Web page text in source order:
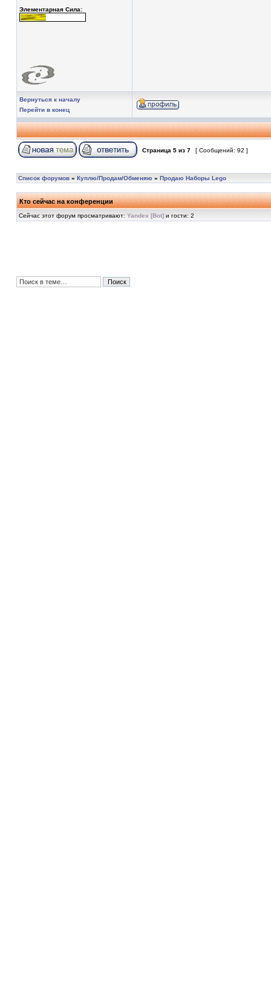
Элементарная Сила:
Вернуться к началу
Перейти в конец
Страница 5 из 7 [ Сообщений: 92 ]
Список форумов » Куплю/Продам/Обменяю » Продаю Наборы Lego
Кто сейчас на конференции
Сейчас этот форум просматривают: Yandex [Bot] и гости: 2